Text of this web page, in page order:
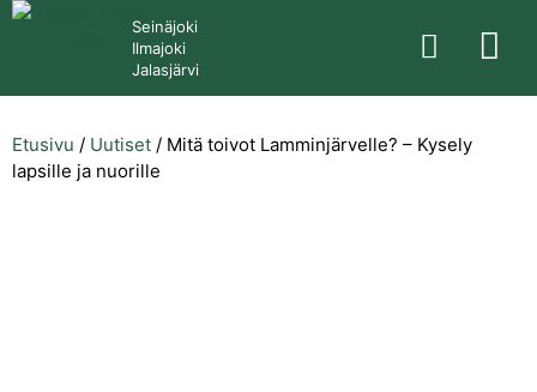
Seinäjoki
Ilmajoki
Jalasjärvi
Etusivu / Uutiset / Mitä toivot Lamminjärvelle? – Kysely
lapsille ja nuorille